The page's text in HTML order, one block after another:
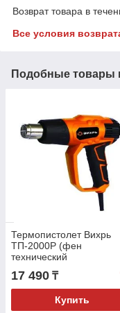
Возврат товара в
Все условия
Подобные товары
Термопистолет Вихрь
ТП-2000Р (фен
технический
17 490 ₸
Купить